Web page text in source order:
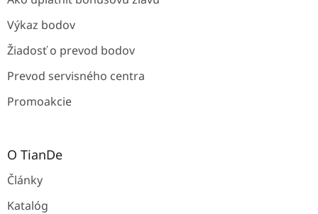
Výkaz bodov
Žiadosť o prevod bodov
Prevod servisného centra
Promoakcie
O TianDe
Články
Katalóg